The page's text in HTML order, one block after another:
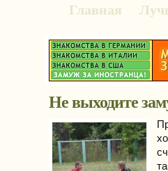
Главная
Не выходите